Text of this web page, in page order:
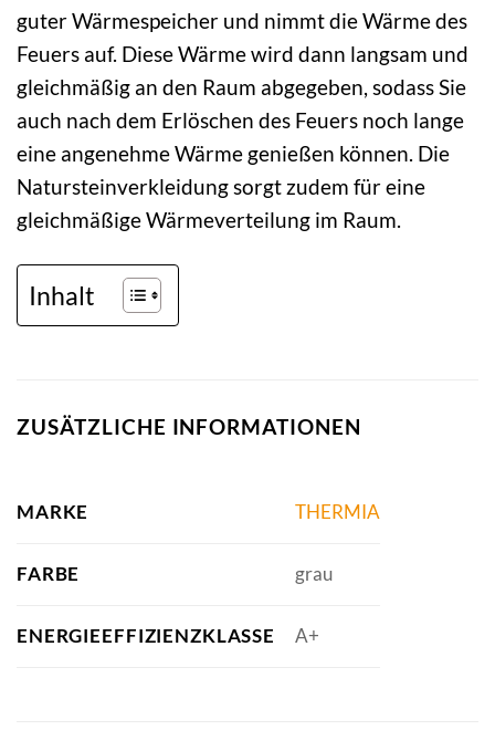
guter Wärmespeicher und nimmt die Wärme des
Feuers auf. Diese Wärme wird dann langsam und
gleichmäßig an den Raum abgegeben, sodass Sie
auch nach dem Erlöschen des Feuers noch lange
eine angenehme Wärme genießen können. Die
Natursteinverkleidung sorgt zudem für eine
gleichmäßige Wärmeverteilung im Raum.
Inhalt
ZUSÄTZLICHE INFORMATIONEN
MARKE THERMIA
FARBE grau
ENERGIEEFFIZIENZKLASSE A+